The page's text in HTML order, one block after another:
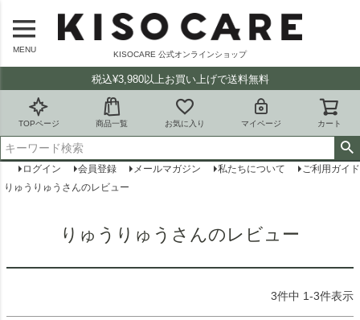
MENU
KISOCARE 公式オンラインショップ
税込¥3,980以上お買い上げで送料無料
TOPページ 商品一覧 お気に入り マイページ カート
ログイン 会員登録 メールマガジン 私たちについて
ご利用ガイド
りゅうりゅうさんのレビュー
りゅうりゅうさんのレビュー
3件中 1-3件表示